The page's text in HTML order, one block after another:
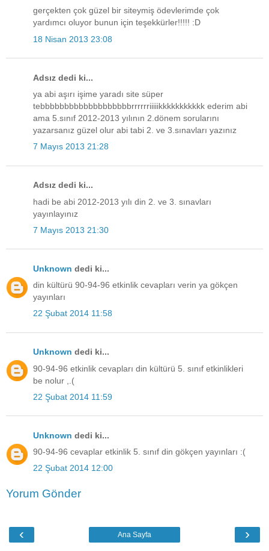
gerçekten çok güzel bir siteymiş ödevlerimde çok
yardımcı oluyor bunun için teşekkürler!!!!! :D
18 Nisan 2013 23:08
Adsız dedi ki...
ya abi aşırı işime yaradı site süper
tebbbbbbbbbbbbbbbbbbbrrrrrriiiiikkkkkkkkkkk ederim abi
ama 5.sınıf 2012-2013 yılının 2.dönem sorularını
yazarsanız güzel olur abi tabi 2. ve 3.sınavları yazınız
7 Mayıs 2013 21:28
Adsız dedi ki...
hadi be abi 2012-2013 yılı din 2. ve 3. sınavları
yayınlayınız
7 Mayıs 2013 21:30
Unknown dedi ki...
din kültürü 90-94-96 etkinlik cevapları verin ya gökçen
yayınları
22 Şubat 2014 11:58
Unknown dedi ki...
90-94-96 etkinlik cevapları din kültürü 5. sınıf etkinlikleri
be nolur ,.(
22 Şubat 2014 11:59
Unknown dedi ki...
90-94-96 cevaplar etkinlik 5. sınıf din gökçen yayınları :(
22 Şubat 2014 12:00
Yorum Gönder
‹ ›
Ana Sayfa